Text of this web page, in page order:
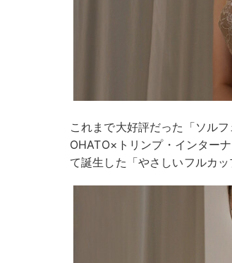
これまで大好評だった「ソル
OHATO×トリンプ・インター
て誕生した「やさしいフルカッ